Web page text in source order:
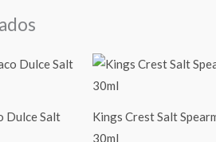
Dulce Salt
Kings Crest Salt
30ml